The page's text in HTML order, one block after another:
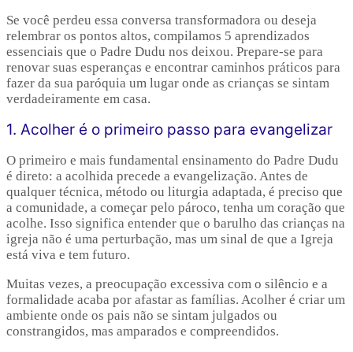
Se você perdeu essa conversa transformadora ou deseja
relembrar os pontos altos, compilamos 5 aprendizados
essenciais que o Padre Dudu nos deixou. Prepare-se para
renovar suas esperanças e encontrar caminhos práticos para
fazer da sua paróquia um lugar onde as crianças se sintam
verdadeiramente em casa.
1. Acolher é o primeiro passo para evangelizar
O primeiro e mais fundamental ensinamento do Padre Dudu
é direto: a acolhida precede a evangelização. Antes de
qualquer técnica, método ou liturgia adaptada, é preciso que
a comunidade, a começar pelo pároco, tenha um coração que
acolhe. Isso significa entender que o barulho das crianças na
igreja não é uma perturbação, mas um sinal de que a Igreja
está viva e tem futuro.
Muitas vezes, a preocupação excessiva com o silêncio e a
formalidade acaba por afastar as famílias. Acolher é criar um
ambiente onde os pais não se sintam julgados ou
constrangidos, mas amparados e compreendidos.